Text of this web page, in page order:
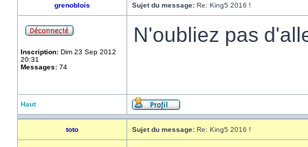
grenoblois Sujet du message: Re: King5 2016 !
Inscription: Dim 23 Sep 2012
20:31
Messages: 74
N'oubliez pas
Haut
toto Sujet du message: Re: King5 2016 !